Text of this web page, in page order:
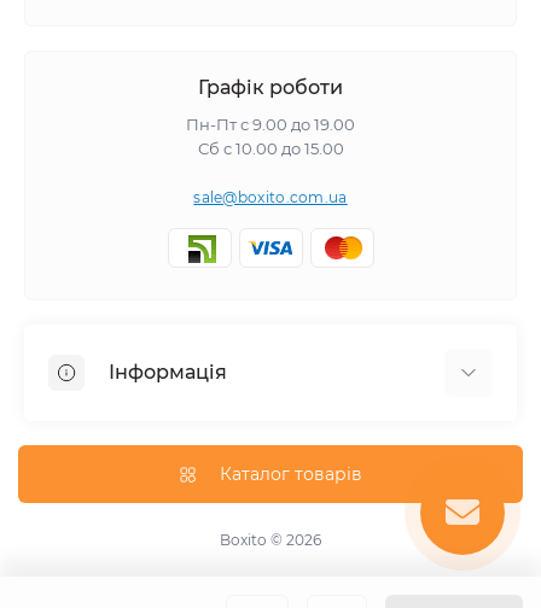
Графік роботи
Пн-Пт с 9.00 до 19.00
Сб с 10.00 до 15.00
sale@boxito.com.ua
Інформація
Про магазин
Каталог товарів
Boxito © 2026